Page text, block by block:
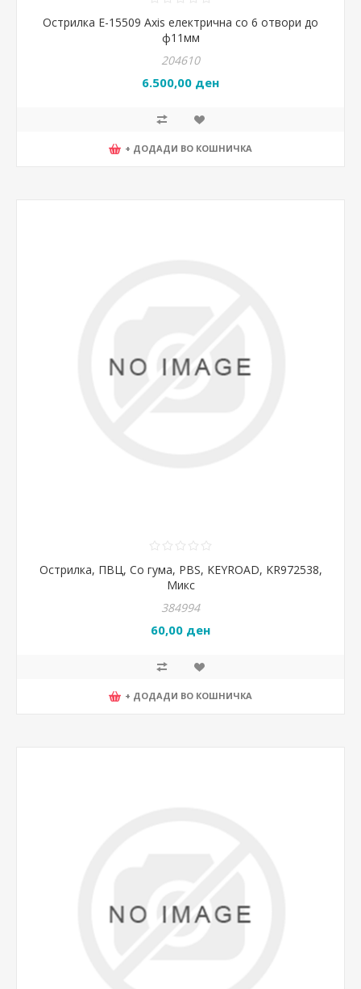
Острилка Е-15509 Axis електрична со 6 отвори до
ф11мм
204610
6.500,00 ден
+ ДОДАДИ ВО КОШНИЧКА
Острилка, ПВЦ, Со гума, PBS, KEYROAD, KR972538,
Микс
384994
60,00 ден
+ ДОДАДИ ВО КОШНИЧКА